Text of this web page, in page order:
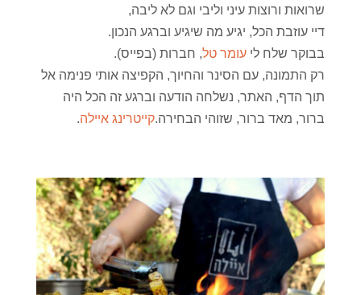
שרואות ורוצות עיני וליבי וגם לא ליבה,
דיי עוזבת הכל, יגיע מה שיגיע וברגע הנכון.
בבוקר שלח לי עומר טל, חברות (בפייס).
רק התמונה, עם הסינר והחיוך, הקפיצה אותי פנימה אל
תוך הדף, האתר, נשלחה הודעה וברגע זה הכל היה
ברור, מאד ברור, שזוהי הבחירה.קייטרינג איילה.